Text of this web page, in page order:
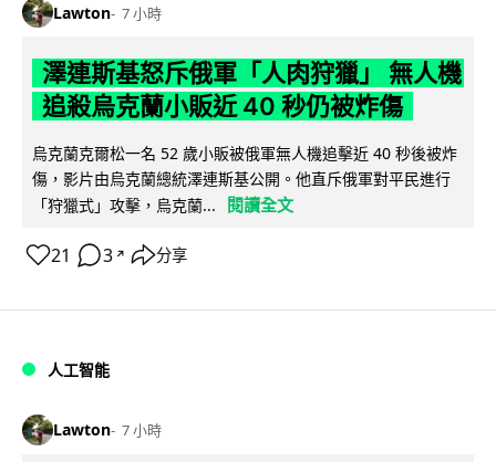
Lawton 7 小時
澤連斯基怒斥俄軍「人肉狩獵」 無人機
追殺烏克蘭小販近 40 秒仍被炸傷
烏克蘭克爾松一名 52 歲小販被俄軍無人機追擊近 40 秒後被炸
傷，影片由烏克蘭總統澤連斯基公開。他直斥俄軍對平民進行
「狩獵式」攻擊，烏克蘭...
閱讀全文
21 3 ↗ 分享
人工智能
Lawton 7 小時